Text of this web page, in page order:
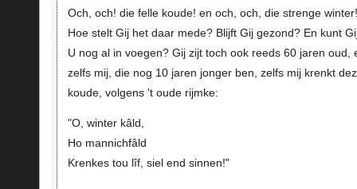
Och, och! die felle koude! en och, och, die strenge winter!
Hoe stelt Gij het daar mede? Blijft Gij gezond? En kunt
U nog al in voegen? Gij zijt toch ook reeds 60 jaren oud,
zelfs mij, die nog 10 jaren jonger ben, zelfs mij krenkt
koude, volgens 't oude rijmke:
"O, winter kâld,
Ho mannichfâld
Krenkes tou lîf, siel end sinnen!"